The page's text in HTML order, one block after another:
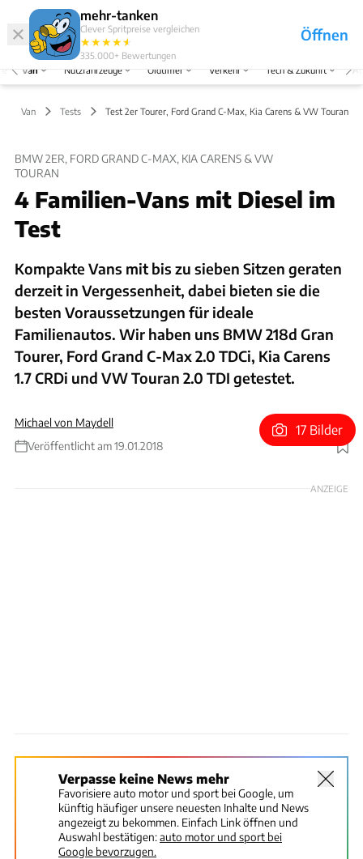
mehr-tanken
Clever Spritpreise vergleichen
★★★★★
★
335.000+ Bewertungen
Öffnen
Abo
Menü
Van Nutzfahrzeuge Oldtimer Verkehr Tech & Zukunft
Van Tests Test 2er Tourer, Ford Grand C-Max, Kia Carens & VW Touran
BMW 2ER, FORD GRAND C-MAX, KIA CARENS & VW
TOURAN
4 Familien-Vans mit Diesel im
Test
Kompakte Vans mit bis zu sieben Sitzen geraten
derzeit in Vergessenheit, dabei bieten sie die
besten Voraussetzungen für ideale
Familienautos. Wir haben uns BMW 218d Gran
Tourer, Ford Grand C-Max 2.0 TDCi, Kia Carens
1.7 CRDi und VW Touran 2.0 TDI getestet.
Michael von Maydell
Veröffentlicht am 19.01.2018
Foto: Achim Hartmann
17 Bilder
ANZEIGE
Verpasse keine News mehr
Favorisiere auto motor und sport bei Google, um
künftig häufiger unsere neuesten Inhalte und News
angezeigt zu bekommen. Einfach Link öffnen und
Auswahl bestätigen:auto motor und sport bei
Google bevorzugen.